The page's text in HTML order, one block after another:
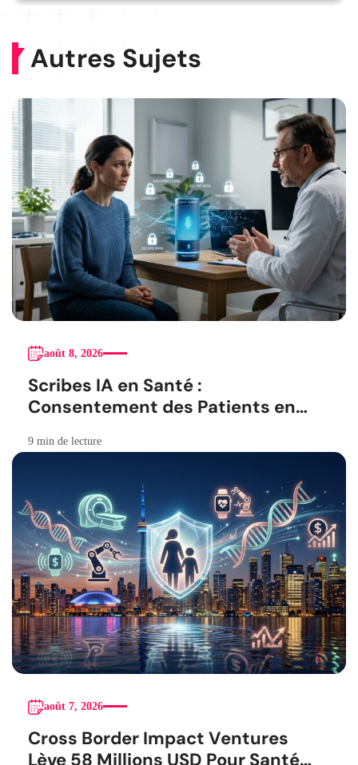
Autres Sujets
août 8, 2026
Scribes IA en Santé :
Consentement des Patients en
9 min de lecture
août 7, 2026
Cross Border Impact Ventures
Lève 58 Millions USD Pour Santé